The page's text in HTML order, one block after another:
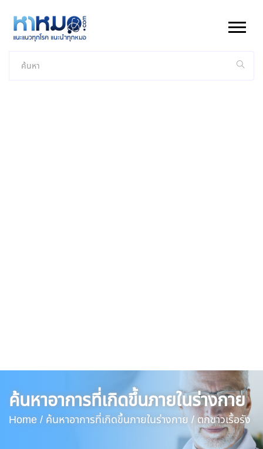
ค้นหาอาการที่เกิดขึ้นภายในร่างกาย
Home / ค้นหาอาการที่เกิดขึ้นภายในร่างกาย / ตกขาวเรื้อรัง